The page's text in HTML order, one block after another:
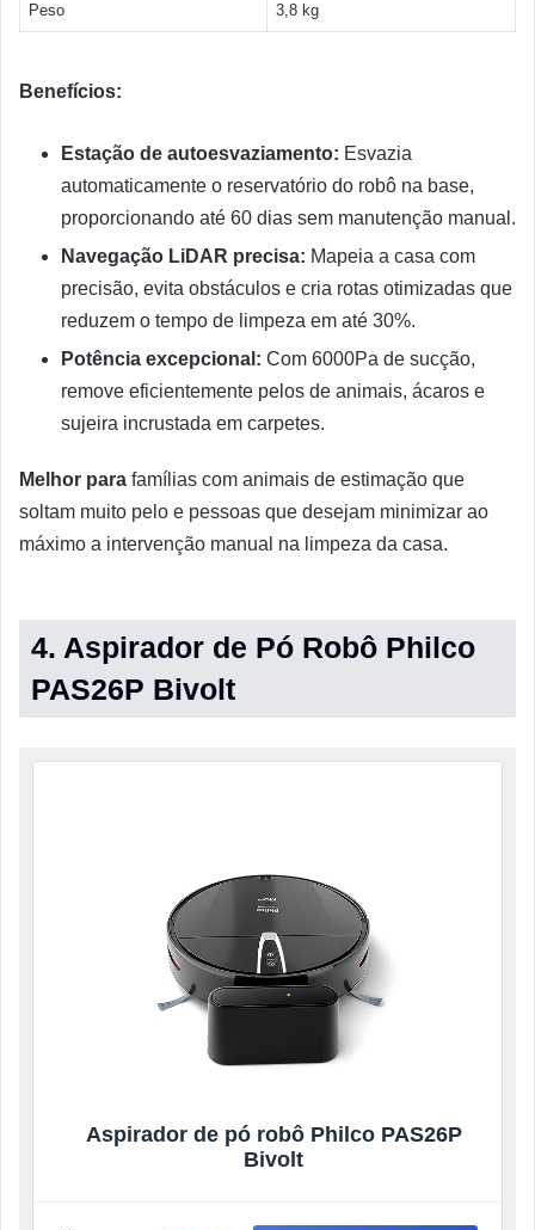
Peso 3,8 kg
Benefícios:
Estação de autoesvaziamento: Esvazia
automaticamente o reservatório do robô na base,
proporcionando até 60 dias sem manutenção manual.
Navegação LiDAR precisa: Mapeia a casa com
precisão, evita obstáculos e cria rotas otimizadas que
reduzem o tempo de limpeza em até 30%.
Potência excepcional: Com 6000Pa de sucção,
remove eficientemente pelos de animais, ácaros e
sujeira incrustada em carpetes.
Melhor para famílias com animais de estimação que
soltam muito pelo e pessoas que desejam minimizar ao
máximo a intervenção manual na limpeza da casa.
4. Aspirador de Pó Robô Philco
PAS26P Bivolt
Aspirador de pó robô Philco PAS26P
Bivolt